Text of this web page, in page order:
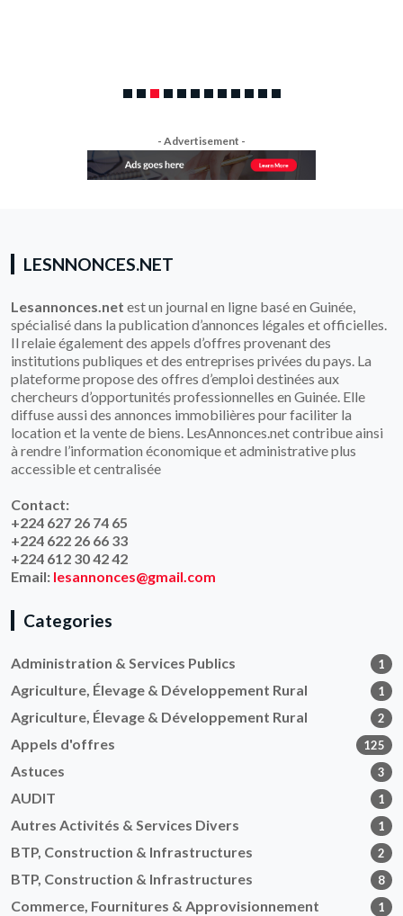
- Advertisement -
LESNNONCES.NET
Lesannonces.net est un journal en ligne basé en Guinée,
spécialisé dans la publication d’annonces légales et officielles.
Il relaie également des appels d’offres provenant des
institutions publiques et des entreprises privées du pays. La
plateforme propose des offres d’emploi destinées aux
chercheurs d’opportunités professionnelles en Guinée. Elle
diffuse aussi des annonces immobilières pour faciliter la
location et la vente de biens. LesAnnonces.net contribue ainsi
à rendre l’information économique et administrative plus
accessible et centralisée
Contact:
+224 627 26 74 65
+224 622 26 66 33
+224 612 30 42 42
Email: lesannonces@gmail.com
Categories
Administration & Services Publics 1
Agriculture, Élevage & Développement Rural 1
Agriculture, Élevage & Développement Rural 2
Appels d'offres 125
Astuces 3
AUDIT 1
Autres Activités & Services Divers 1
BTP, Construction & Infrastructures 2
BTP, Construction & Infrastructures 8
Commerce, Fournitures & Approvisionnement 1